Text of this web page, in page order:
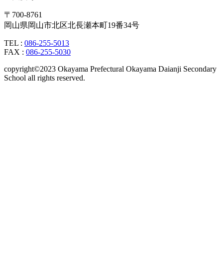
〒700-8761
岡山県岡山市北区北長瀬本町19番34号
TEL : 086-255-5013
FAX : 086-255-5030
copyright©2023 Okayama Prefectural Okayama Daianji Secondary
School all rights reserved.